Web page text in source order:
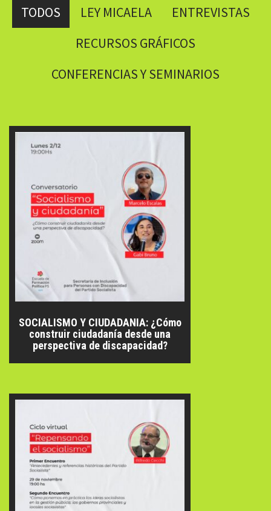
TODOS LEY MICAELA
ENTREVISTAS
RECURSOS GRÁFICOS
CONFERENCIAS Y SEMINARIOS
SOCIALISMO Y CIUDADANIA: ¿Cómo
construir ciudadanía desde una
perspectiva de discapacidad?